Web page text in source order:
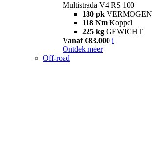
Multistrada V4 RS 100
180 pk VERMOGEN
118 Nm Koppel
225 kg GEWICHT
Vanaf €83.000 i
Ontdek meer
Off-road